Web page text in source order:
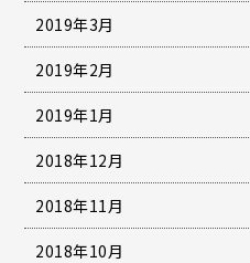
2019年3月
2019年2月
2019年1月
2018年12月
2018年11月
2018年10月